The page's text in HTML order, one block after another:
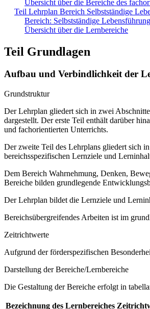
Übersicht über die Bereiche des
Teil Lehrplan Bereich Selbstständige
Bereich: Selbstständige Lebensführung
Übersicht über die Lernbereiche
Teil Grundlagen
Aufbau und Verbindlichkeit der
Grundstruktur
Der Lehrplan gliedert sich in zwei
dargestellt. Der erste Teil enthält darüber
und fachorientierten Unterrichts.
Der zweite Teil des Lehrplans gliedert sich
bereichsspezifischen Lernziele und
Dem Bereich Wahrnehmung, Denken,
Bereiche bilden grundlegende
Der Lehrplan bildet die Lernziele und
Bereichsübergreifendes Arbeiten ist im
Zeitrichtwerte
Aufgrund der förderspezifischen
Darstellung der Bereiche/Lernbereiche
Die Gestaltung der Bereiche erfolgt in
Bezeichnung des Lernbereiches